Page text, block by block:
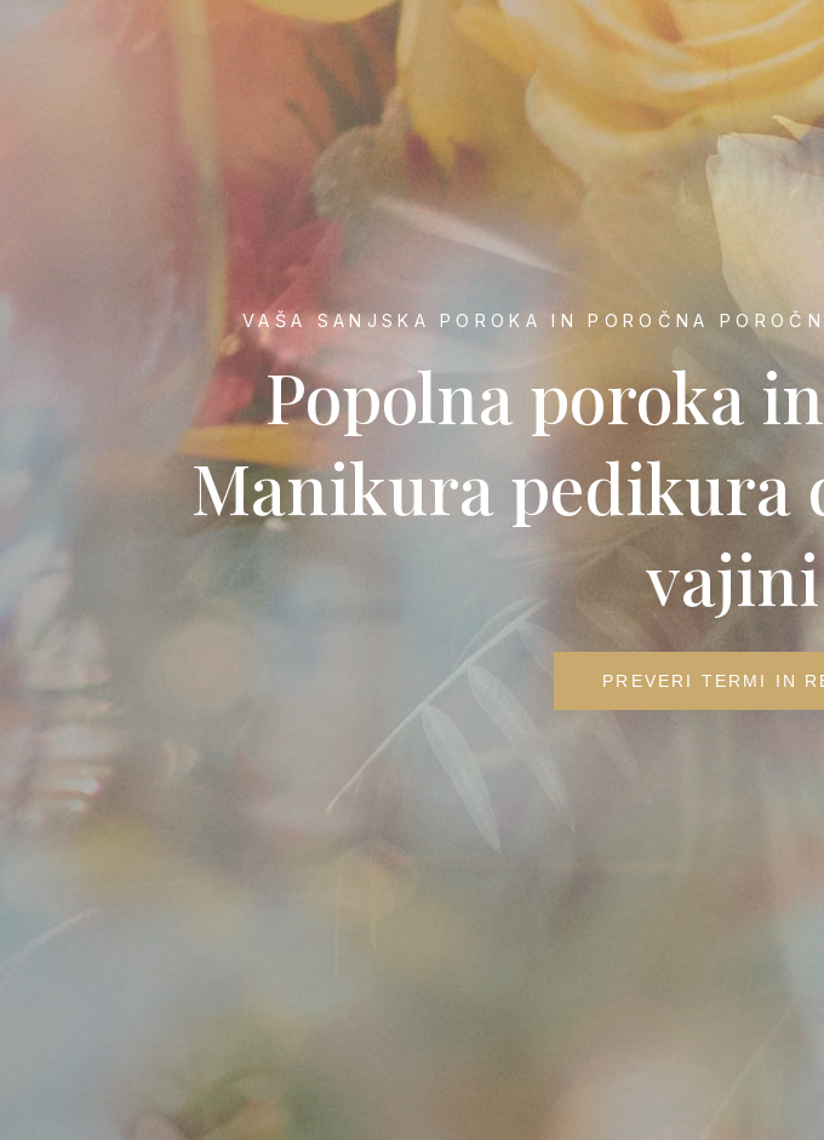
VAŠA SANJSKA POROKA IN POROČNA
Popolna poroka
Manikura pedikura
PREVERI TERMI IN